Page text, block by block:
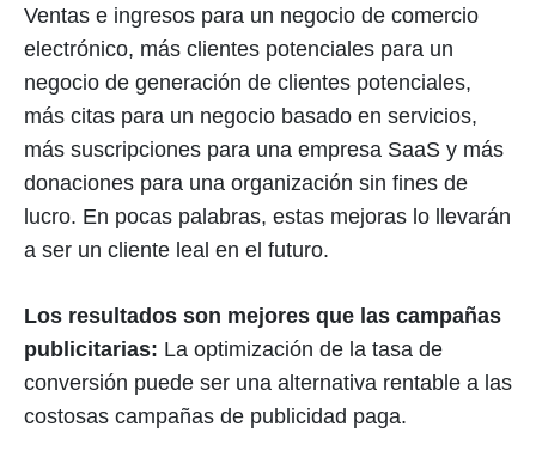
Ventas e ingresos para un negocio de comercio
electrónico, más clientes potenciales para un
negocio de generación de clientes potenciales,
más citas para un negocio basado en servicios,
más suscripciones para una empresa SaaS y más
donaciones para una organización sin fines de
lucro. En pocas palabras, estas mejoras lo llevarán
a ser un cliente leal en el futuro.
Los resultados son mejores que las campañas
publicitarias: La optimización de la tasa de
conversión puede ser una alternativa rentable a las
costosas campañas de publicidad paga.